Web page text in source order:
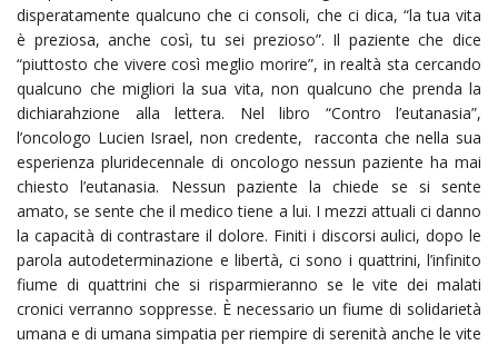
disperatamente qualcuno che ci consoli, che ci dica, “la tua vita
è preziosa, anche così, tu sei prezioso”. Il paziente che dice
“piuttosto che vivere così meglio morire”, in realtà sta cercando
qualcuno che migliori la sua vita, non qualcuno che prenda la
dichiarahzione alla lettera. Nel libro “Contro l’eutanasia”,
l’oncologo Lucien Israel, non credente, racconta che nella sua
esperienza pluridecennale di oncologo nessun paziente ha mai
chiesto l’eutanasia. Nessun paziente la chiede se si sente
amato, se sente che il medico tiene a lui. I mezzi attuali ci danno
la capacità di contrastare il dolore. Finiti i discorsi aulici, dopo le
parola autodeterminazione e libertà, ci sono i quattrini, l’infinito
fiume di quattrini che si risparmieranno se le vite dei malati
cronici verranno soppresse. È necessario un fiume di solidarietà
umana e di umana simpatia per riempire di serenità anche le vite